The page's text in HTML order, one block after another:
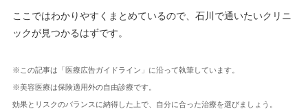
ここではわかりやすくまとめているので、石川で通いたいクリニ
ックが見つかるはずです。
※この記事は「医療広告ガイドライン」に沿って執筆しています。
※美容医療は保険適用外の自由診療です。
効果とリスクのバランスに納得した上で、自分に合った治療を選びましょう。